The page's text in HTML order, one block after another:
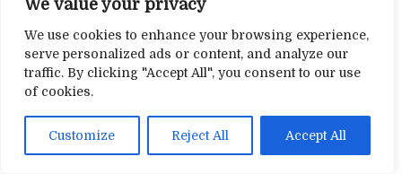
We value your privacy
We use cookies to enhance your browsing experience,
serve personalized ads or content, and analyze our
traffic. By clicking "Accept All", you consent to our use
of cookies.
Customize Reject All Accept All